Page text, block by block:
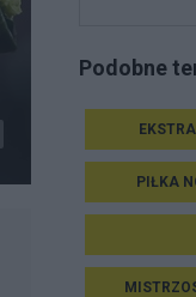
Podobne
PIŁKA